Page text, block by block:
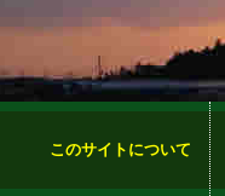
このサイトについて